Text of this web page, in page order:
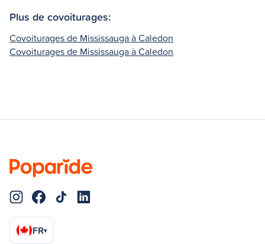
Plus de covoiturages:
Covoiturages de Mississauga à Caledon
Covoiturages de Mississauga à Caledon
FR▾